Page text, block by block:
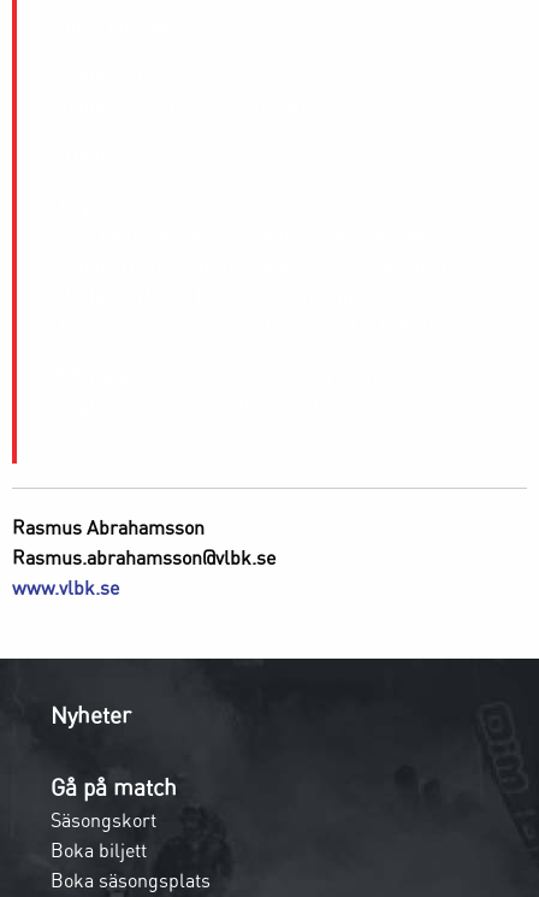
Rasmus Abrahamsson
Rasmus.abrahamsson@vlbk.se
www.vlbk.se
Nyheter
Gå på match
Säsongskort
Boka biljett
Boka säsongsplats